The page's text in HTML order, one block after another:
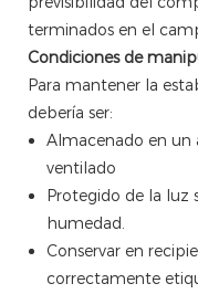
terminados en el
Condiciones de
Para mantener la
debería ser:
Almacenado en un
ventilado
Protegido de la luz
humedad.
Conservar en
correctamente